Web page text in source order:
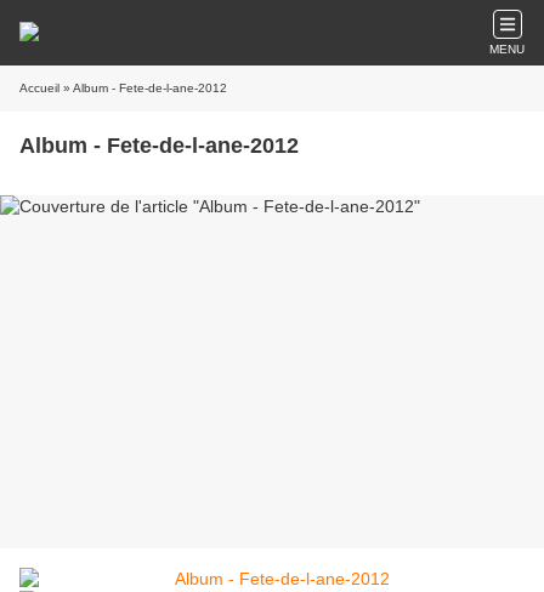
MENU
Accueil » Album - Fete-de-l-ane-2012
Album - Fete-de-l-ane-2012